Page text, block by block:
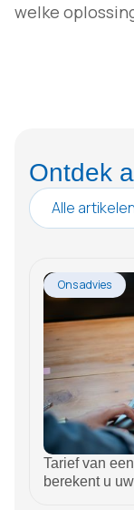
welke
Ontdek
Alle artikelen
Ons advies
Tarief van
berekent u